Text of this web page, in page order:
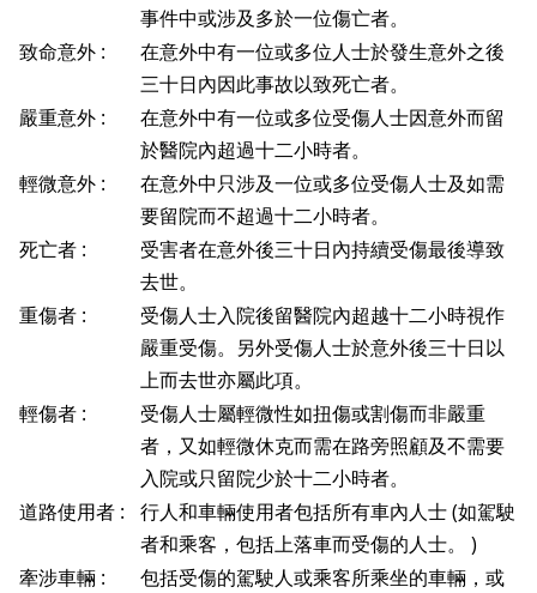
事件中或涉及多於一位傷亡者。
致命意外 :
在意外中有一位或多位人士於發生意外之後
三十日內因此事故以致死亡者。
嚴重意外 :
在意外中有一位或多位受傷人士因意外而留
於醫院內超過十二小時者。
輕微意外 :
在意外中只涉及一位或多位受傷人士及如需
要留院而不超過十二小時者。
死亡者 :
受害者在意外後三十日內持續受傷最後導致
去世。
重傷者 :
受傷人士入院後留醫院內超越十二小時視作
嚴重受傷。另外受傷人士於意外後三十日以
上而去世亦屬此項。
輕傷者 :
受傷人士屬輕微性如扭傷或割傷而非嚴重
者，又如輕微休克而需在路旁照顧及不需要
入院或只留院少於十二小時者。
道路使用者 : 行人和車輛使用者包括所有車內人士 (如駕駛
者和乘客，包括上落車而受傷的人士。 )
牽涉車輛 :
包括受傷的駕駛人或乘客所乘坐的車輛，或